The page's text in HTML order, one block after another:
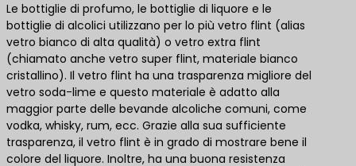
Le bottiglie di profumo, le bottiglie di liquore e le
bottiglie di alcolici utilizzano per lo più vetro flint (alias
vetro bianco di alta qualità) o vetro extra flint
(chiamato anche vetro super flint, materiale bianco
cristallino). Il vetro flint ha una trasparenza migliore del
vetro soda-lime e questo materiale è adatto alla
maggior parte delle bevande alcoliche comuni, come
vodka, whisky, rum, ecc. Grazie alla sua sufficiente
trasparenza, il vetro flint è in grado di mostrare bene il
colore del liquore. Inoltre, ha una buona resistenza